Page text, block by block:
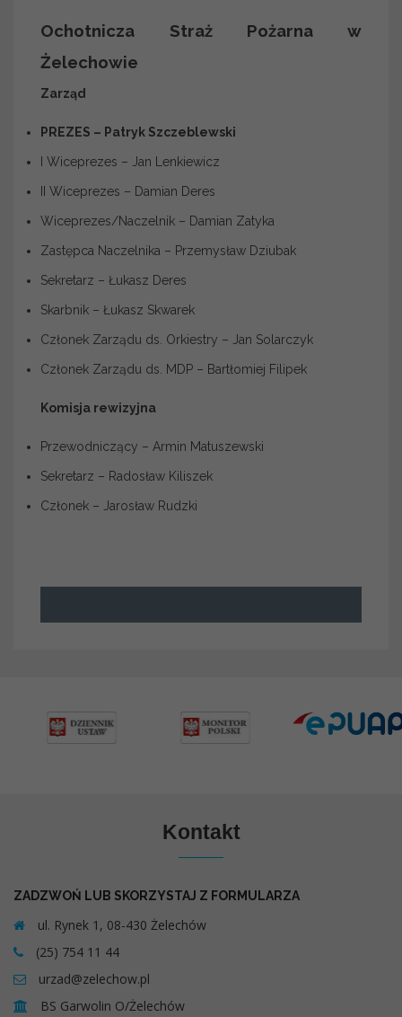
Ochotnicza Straż Pożarna w
Żelechowie
Zarząd
PREZES – Patryk Szczeblewski
I Wiceprezes – Jan Lenkiewicz
II Wiceprezes – Damian Deres
Wiceprezes/Naczelnik – Damian Zatyka
Zastępca Naczelnika – Przemysław Dziubak
Sekretarz – Łukasz Deres
Skarbnik – Łukasz Skwarek
Członek Zarządu ds. Orkiestry – Jan Solarczyk
Członek Zarządu ds. MDP – Bartłomiej Filipek
Komisja rewizyjna
Przewodniczący – Armin Matuszewski
Sekretarz – Radosław Kiliszek
Członek – Jarosław Rudzki
Kontakt
ZADZWOŃ LUB SKORZYSTAJ Z FORMULARZA
ul. Rynek 1, 08-430 Żelechów
(25) 754 11 44
urzad@zelechow.pl
BS Garwolin O/Żelechów